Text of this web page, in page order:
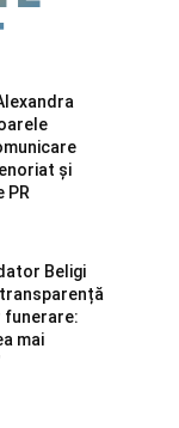
și
PR
Beligi
funerare:
mai